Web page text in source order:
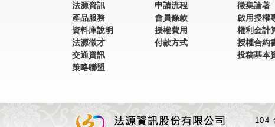
法源資訊
產品服務
資料庫說明
法源徵才
交通資訊
策略聯盟
申請流程
會員條款
授權費用
付款方式
徵集論著
啟用授權
權利金計
授權合約
投稿基本
104